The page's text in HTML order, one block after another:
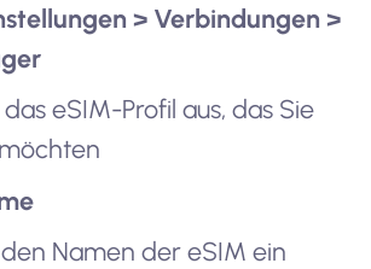
> Verbindungen >
eSIM-Profil aus, das Sie
Namen der eSIM ein